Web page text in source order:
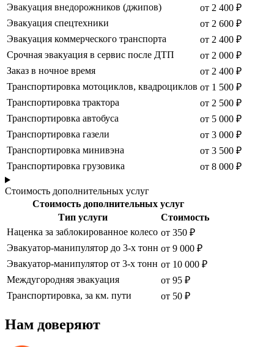
Эвакуация внедорожников (джипов)
от 2 400 ₽
Эвакуация спецтехники
от 2 600 ₽
Эвакуация коммерческого транспорта
от 2 400 ₽
Срочная эвакуация в сервис после ДТП
от 2 000 ₽
Заказ в ночное время
от 2 400 ₽
Транспортировка мотоциклов, квадроциклов от 1 500 ₽
Транспортировка трактора
от 2 500 ₽
Транспортировка автобуса
от 5 000 ₽
Транспортировка газели
от 3 000 ₽
Транспортировка минивэна
от 3 500 ₽
Транспортировка грузовика
от 8 000 ₽
Стоимость дополнительных услуг
Стоимость дополнительных услуг
Тип услуги
Стоимость
Наценка за заблокированное колесо от 350 ₽
Эвакуатор-манипулятор до 3-х тонн от 9 000 ₽
Эвакуатор-манипулятор от 3-х тонн от 10 000 ₽
Междугородняя эвакуация
от 95 ₽
Транспортировка, за км. пути
от 50 ₽
Нам доверяют